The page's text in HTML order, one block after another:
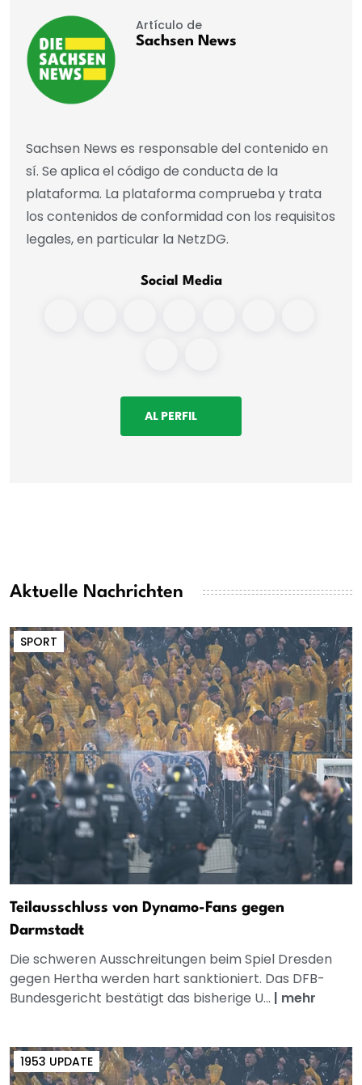
Artículo de
Sachsen News
Sachsen News es responsable del contenido en
sí. Se aplica el código de conducta de la
plataforma. La plataforma comprueba y trata
los contenidos de conformidad con los requisitos
legales, en particular la NetzDG.
Social Media
AL PERFIL
Aktuelle Nachrichten
SPORT
Teilausschluss von Dynamo-Fans gegen
Darmstadt
Die schweren Ausschreitungen beim Spiel Dresden
gegen Hertha werden hart sanktioniert. Das DFB-
Bundesgericht bestätigt das bisherige U... | mehr
1953 UPDATE